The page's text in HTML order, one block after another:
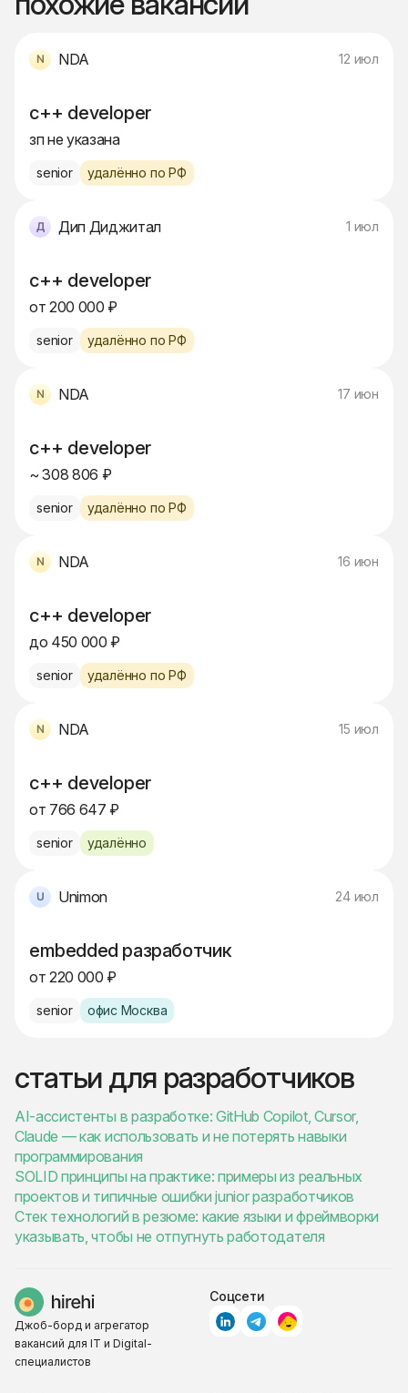
NDA 12 июл
c++ developer
зп не указана
senior удалённо по РФ
Дип Диджитал 1 июл
c++ developer
от 200 000 ₽
senior удалённо по РФ
NDA 17 июн
c++ developer
~ 308 806 ₽
senior удалённо по РФ
NDA 16 июн
c++ developer
до 450 000 ₽
senior удалённо по РФ
NDA 15 июл
c++ developer
от 766 647 ₽
senior удалённо
Unimon 24 июл
embedded разработчик
от 220 000 ₽
senior офис Москва
статьи для разработчиков
AI-ассистенты в разработке: GitHub Copilot, Cursor,
Claude — как использовать и не потерять навыки
программирования
SOLID принципы на практике: примеры из реальных
проектов и типичные ошибки junior разработчиков
Стек технологий в резюме: какие языки и фреймворки
указывать, чтобы не отпугнуть работодателя
Джоб-борд и агрегатор
вакансий для IT и Digital-
специалистов
Соцсети